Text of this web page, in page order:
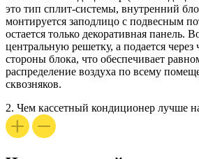
это тип сплит-системы, внутренний
монтируется заподлицо с подвесным
остается только декоративная панель.
центральную решетку, а подается через
стороны блока, что обеспечивает
распределение воздуха по всему
сквозняков.
2. Чем кассетный кондиционер лучше